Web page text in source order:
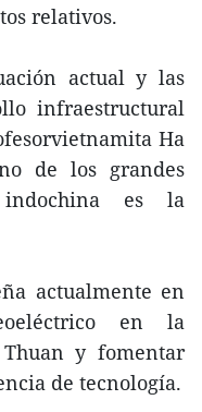
relativos.
actual y las
infraestructural
Ha
de los grandes
es la
actualmente en
en la
y fomentar
de tecnología.